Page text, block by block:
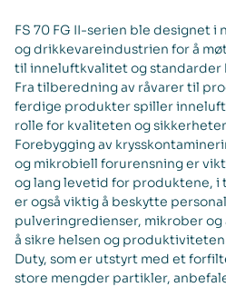
FS 70 FG II-serien ble designet
og drikkevareindustrien for å
til inneluftkvalitet og
Fra tilberedning av råvarer til
ferdige produkter spiller
rolle for kvaliteten og
Forebygging av
og mikrobiell forurensning er
og lang levetid for produktene,
er også viktig å beskytte
pulveringredienser, mikrober
å sikre helsen og produktiviteten
Duty, som er utstyrt med et
store mengder partikler,